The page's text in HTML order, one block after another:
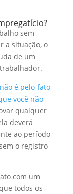
sem
a situação, o
de um
não é pelo fato
você não
qualquer
deverá
ao período
o registro
com um
todos os